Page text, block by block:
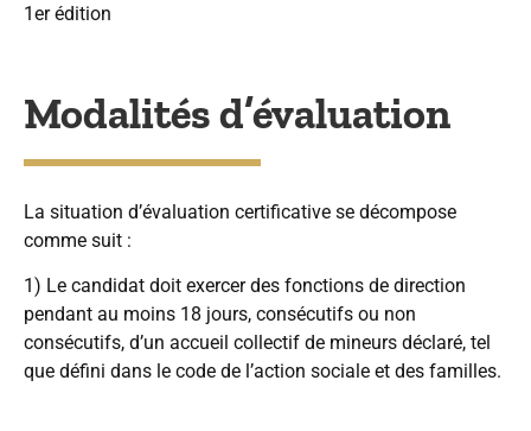
1er édition
Modalités d’évaluation
La situation d’évaluation certificative se décompose
comme suit :
1) Le candidat doit exercer des fonctions de direction
pendant au moins 18 jours, consécutifs ou non
consécutifs, d’un accueil collectif de mineurs déclaré, tel
que défini dans le code de l’action sociale et des familles.